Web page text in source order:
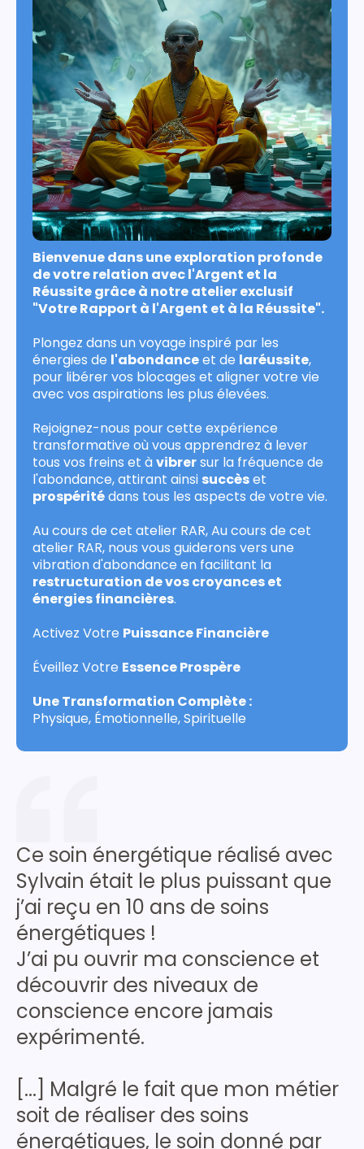
Bienvenue dans une exploration profonde
de votre relation avec l'Argent et la
Réussite grâce à notre atelier exclusif
"Votre Rapport à l'Argent et à la Réussite".
Plongez dans un voyage inspiré par les
énergies de l'abondanceet de laréussite,
pour libérer vos blocages et aligner votre vie
avec vos aspirations les plus élevées.
Rejoignez-nous pour cette expérience
transformative où vous apprendrez à lever
tous vos freins et àvibrersur la fréquence de
l'abondance, attirant ainsi succèset
prospéritédans tous les aspects de votre vie.
Au cours de cet atelier RAR, Au cours de cet
atelier RAR, nous vous guiderons vers une
vibration d'abondance en facilitant la
restructuration de vos croyances et
énergies financières.
Activez Votre Puissance Financière
Éveillez Votre Essence Prospère
Une Transformation Complète :
Physique, Émotionnelle, Spirituelle
Ce soin énergétique réalisé avec
Sylvain était le plus puissant que
j’ai reçu en 10 ans de soins
énergétiques !
J’ai pu ouvrir ma conscience et
découvrir des niveaux de
conscience encore jamais
expérimenté.
[...] Malgré le fait que mon métier
soit de réaliser des soins
énergétiques, le soin donné par